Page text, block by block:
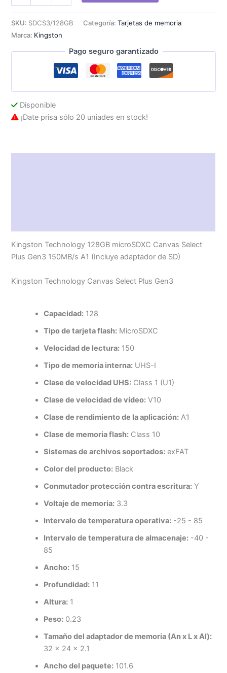
128Gb
Adaptador
SD
SKU: SDCS3/128GB Categoría:Tarjetas de memoria
Marca: Kingston
Pago seguro garantizado
Disponible
¡Date prisa sólo 20 uniades en stock!
Kingston Technology 128GB microSDXC Canvas Select
Plus Gen3 150MB/s A1 (Incluye adaptador de SD)
Kingston Technology Canvas Select Plus Gen3
Capacidad: 128
Tipo de tarjeta flash: MicroSDXC
Velocidad de lectura: 150
Tipo de memoria interna: UHS-I
Clase de velocidad UHS: Class 1 (U1)
Clase de velocidad de vídeo: V10
Clase de rendimiento de la aplicación: A1
Clase de memoria flash: Class 10
Sistemas de archivos soportados: exFAT
Color del producto: Black
Conmutador protección contra escritura: Y
Voltaje de memoria: 3.3
Intervalo de temperatura operativa: -25 - 85
Intervalo de temperatura de almacenaje: -40 -
85
Ancho: 15
Profundidad: 11
Altura: 1
Peso: 0.23
Tamaño del adaptador de memoria (An x L x Al):
32 x 24 x 2.1
Ancho del paquete: 101.6